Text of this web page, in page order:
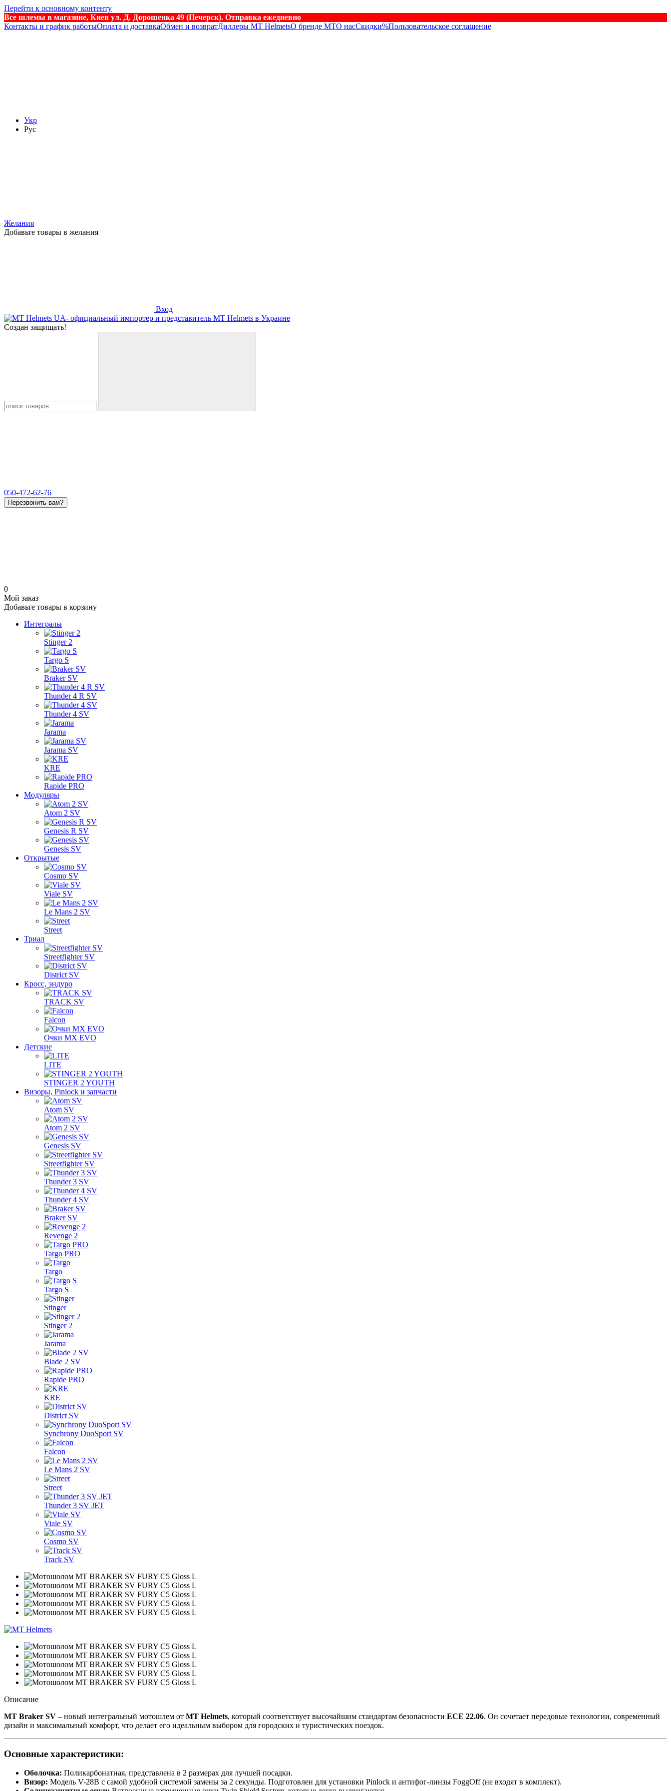
Перейти к основному контенту
Все шлемы в магазине, Киев ул. Д. Дорошенка 49 (Печерск). Отправка ежедневно
Контакты и график работыОплата и доставкаОбмен и возвратДиллеры MT HelmetsО бренде MTО насСкидки%Пользовательское соглашение
Укр
Рус
Желания
Добавьте товары в желания
Вход
Создан защищать!
050-472-62-76
Перезвонить вам?
0
Мой заказ
Добавьте товары в корзину
Интегралы
Stinger 2
Targo S
Braker SV
Thunder 4 R SV
Thunder 4 SV
Jarama
Jarama SV
KRE
Rapide PRO
Модуляры
Atom 2 SV
Genesis R SV
Genesis SV
Открытые
Cosmo SV
Viale SV
Le Mans 2 SV
Street
Триал
Streetfighter SV
District SV
Кросс, эндуро
TRACK SV
Falcon
Очки MX EVO
Детские
LITE
STINGER 2 YOUTH
Визоры, Pinlock и запчасти
Atom SV
Atom 2 SV
Genesis SV
Streetfighter SV
Thunder 3 SV
Thunder 4 SV
Braker SV
Revenge 2
Targo PRO
Targo
Targo S
Stinger
Stinger 2
Jarama
Blade 2 SV
Rapide PRO
KRE
District SV
Synchrony DuoSport SV
Falcon
Le Mans 2 SV
Street
Thunder 3 SV JET
Viale SV
Cosmo SV
Track SV
Описание
MT Braker SV – новый интегральный мотошлем от MT Helmets, который соответствует высочайшим стандартам безопасности ECE 22.06. Он сочетает передовые технологии, современный
дизайн и максимальный комфорт, что делает его идеальным выбором для городских и туристических поездок.
Основные характеристики:
Оболочка: Поликарбонатная, представлена в 2 размерах для лучшей посадки.
Визор: Модель V-28B с самой удобной системой замены за 2 секунды. Подготовлен для установки Pinlock и антифог-линзы FoggOff (не входят в комплект).